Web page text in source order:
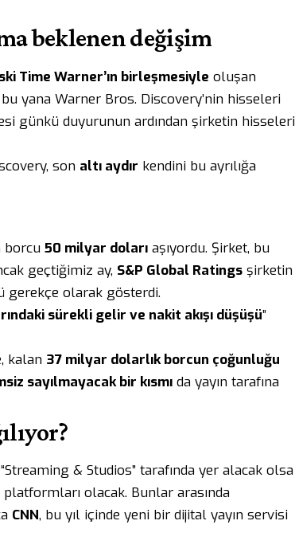
beklenen değişim
Time Warner’ın birleşmesiyle oluşan
yana Warner Bros. Discovery’nin hisseleri
günkü duyurunun ardından şirketin hisseleri
son altı aydır kendini bu ayrılığa
borcu 50 milyar dolarıaşıyordu. Şirket, bu
geçtiğimiz ay, S&P Global Ratingsşirketin
gerekçe olarak gösterdi.
sürekli gelir ve nakit akışı düşüşü”
kalan 37 milyar dolarlık borcun çoğunluğu
sayılmayacak bir kısmıda yayın tarafına
& Studios” tarafında yer alacak olsa
olacak. Bunlar arasında
CNN, bu yıl içinde yeni bir dijital yayın servisi